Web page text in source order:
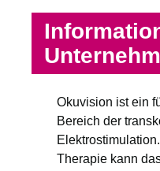
Okuvision ist ein
Bereich der
Therapie kann